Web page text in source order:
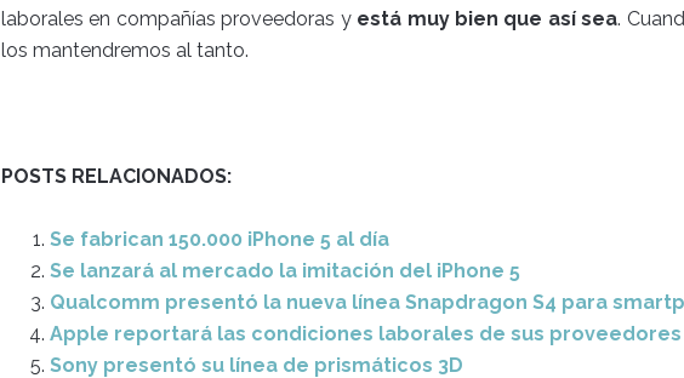
laborales en compañías proveedoras y está muy bien que así sea.
los mantendremos al tanto.
POSTS RELACIONADOS:
Se fabrican 150.000 iPhone 5 al día
Se lanzará al mercado la imitación del iPhone 5
Qualcomm presentó la nueva línea Snapdragon S4 para
Apple reportará las condiciones laborales de sus proveedores
Sony presentó su línea de prismáticos 3D